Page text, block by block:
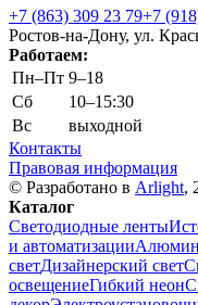
+7 (863) 309 23 79+7
Ростов-на-Дону, ул.
Работаем:
Пн–Пт 9–18
Сб
10–15:30
Вс
выходной
Контакты
Правовая информация
© Разработано в Arlight,
Каталог
Светодиодные ленты
и автоматизации
светДизайнерский свет
освещениеГибкий неон